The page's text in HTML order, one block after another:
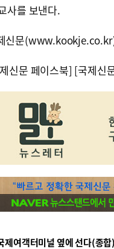
사를 보낸다.
문
신문 페이스북] [국제신
여객터미널 옆에 선다(종합)